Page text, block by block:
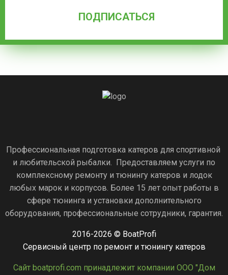
Профессиональная подготовка катеров для спортивной
и любительской рыбалки. Предоставляем услуги по
комплексному ремонту и тюнингу катеров и лодок
любых марок и корпусов. Более 15 лет опыт работы в
сфере тюнинга и установки дополнительного
оборудования, профессиональные сотрудники, гарантия.
2016-2026 © BoatProfi
Сервисный центр по ремонт и тюнингу катеров
Сайт boatprofi.com принадлежит компании ООО "Дом